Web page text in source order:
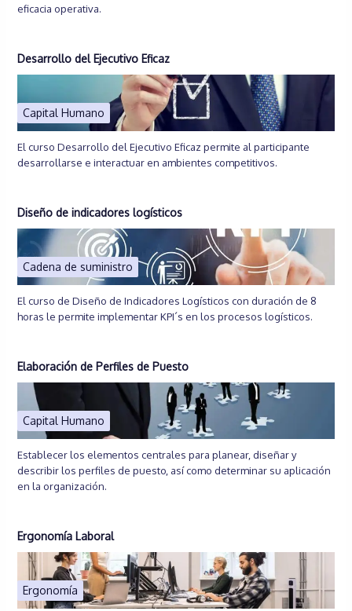
eficacia operativa.
Desarrollo del Ejecutivo Eficaz
Capital Humano
El curso Desarrollo del Ejecutivo Eficaz permite al participante
desarrollarse e interactuar en ambientes competitivos.
Diseño de indicadores logísticos
Cadena de suministro
El curso de Diseño de Indicadores Logísticos con duración de 8
horas le permite implementar KPI´s en los procesos logísticos.
Elaboración de Perfiles de Puesto
Capital Humano
Establecer los elementos centrales para planear, diseñar y
describir los perfiles de puesto, así como determinar su aplicación
en la organización.
Ergonomía Laboral
Ergonomía